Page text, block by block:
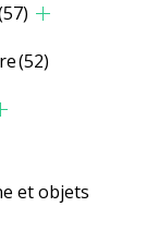
(52)
et objets